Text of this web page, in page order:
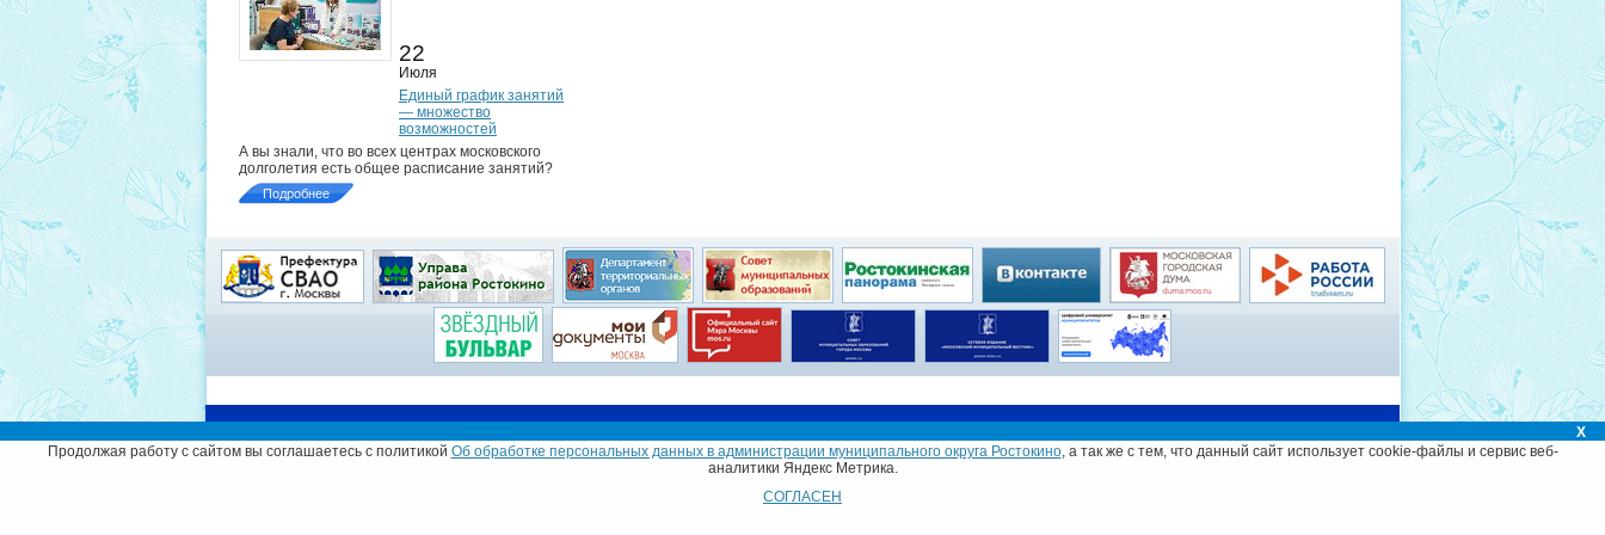
22
Июля
Единый график занятий
— множество
возможностей
А вы знали, что во всех центрах московского
долголетия есть общее расписание занятий?
Подробнее
X
Продолжая работу с сайтом вы соглашаетесь с политикой Об обработке персональных данных в администрации муниципального округа Ростокино, а так же с тем, что данный сайт использует cookie-файлы и сервис веб-
аналитики Яндекс Метрика.
СОГЛАСЕН